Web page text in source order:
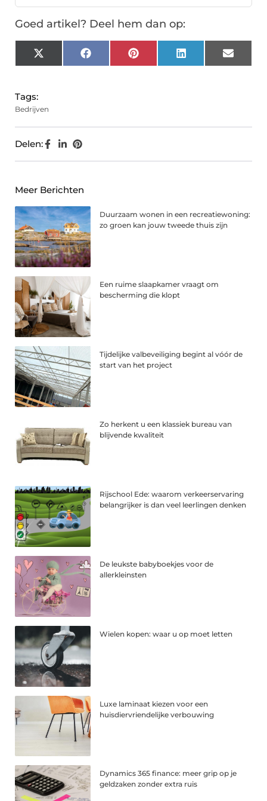
Goed artikel? Deel hem dan op:
X
(Twitter)
FacebookPinterest LinkedIn Email
Tags:
Bedrijven
Delen:
Meer Berichten
Duurzaam wonen in een recreatiewoning:
zo groen kan jouw tweede thuis zijn
Een ruime slaapkamer vraagt om
bescherming die klopt
Tijdelijke valbeveiliging begint al vóór de
start van het project
Zo herkent u een klassiek bureau van
blijvende kwaliteit
Rijschool Ede: waarom verkeerservaring
belangrijker is dan veel leerlingen denken
De leukste babyboekjes voor de
allerkleinsten
Wielen kopen: waar u op moet letten
Luxe laminaat kiezen voor een
huisdiervriendelijke verbouwing
Dynamics 365 finance: meer grip op je
geldzaken zonder extra ruis